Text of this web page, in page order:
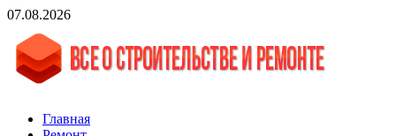
Skip
content
07.08.2026
vgasa.ru
Строительный журнал. Всё о строительстве и ремонтах
Главная